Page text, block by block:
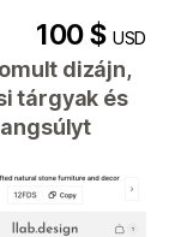
100 $USD
dizájn,
tárgyak és